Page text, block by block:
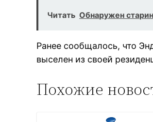
Читать Обнаружен
Ранее сообщалось, что
выселен из своей
Похожие